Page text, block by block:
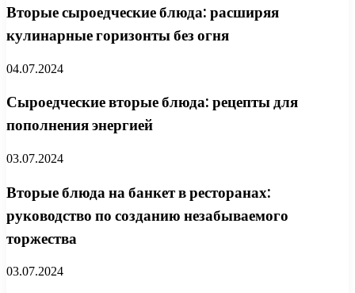
Вторые сыроедческие блюда: расширяя
кулинарные горизонты без огня
04.07.2024
Сыроедческие вторые блюда: рецепты для
пополнения энергией
03.07.2024
Вторые блюда на банкет в ресторанах:
руководство по созданию незабываемого
торжества
03.07.2024